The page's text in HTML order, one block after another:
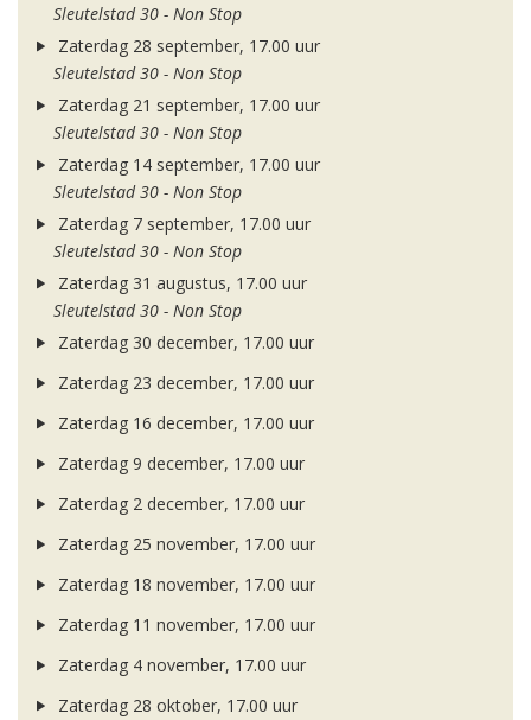
Sleutelstad 30 - Non Stop
Zaterdag 28 september, 17.00 uur
Sleutelstad 30 - Non Stop
Zaterdag 21 september, 17.00 uur
Sleutelstad 30 - Non Stop
Zaterdag 14 september, 17.00 uur
Sleutelstad 30 - Non Stop
Zaterdag 7 september, 17.00 uur
Sleutelstad 30 - Non Stop
Zaterdag 31 augustus, 17.00 uur
Sleutelstad 30 - Non Stop
Zaterdag 30 december, 17.00 uur
Zaterdag 23 december, 17.00 uur
Zaterdag 16 december, 17.00 uur
Zaterdag 9 december, 17.00 uur
Zaterdag 2 december, 17.00 uur
Zaterdag 25 november, 17.00 uur
Zaterdag 18 november, 17.00 uur
Zaterdag 11 november, 17.00 uur
Zaterdag 4 november, 17.00 uur
Zaterdag 28 oktober, 17.00 uur